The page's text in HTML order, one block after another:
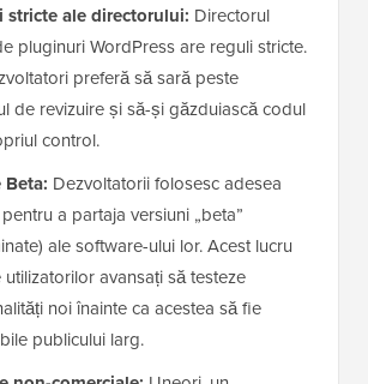
stricte ale directorului: Directorul
pluginuri WordPress are reguli stricte.
preferă să sară peste
de revizuire și să-și găzduiască codul
control.
Beta: Dezvoltatorii folosesc adesea
a partaja versiuni „beta”
ale software-ului lor. Acest lucru
utilizatorilor avansați să testeze
noi înainte ca acestea să fie
publicului larg.